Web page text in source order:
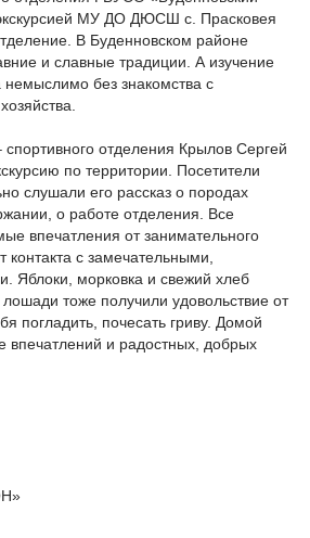
МУ ДО ДЮСШ с. Прасковея
В Буденновском районе
и славные традиции. А изучение
немыслимо без знакомства с
спортивного отделения Крылов Сергей
по территории. Посетители
слушали его рассказ о породах
о работе отделения. Все
впечатления от занимательного
контакта с замечательными,
Яблоки, морковка и свежий хлеб
тоже получили удовольствие от
погладить, почесать гриву. Домой
впечатлений и радостных, добрых